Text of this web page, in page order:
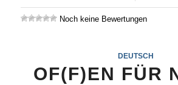
Noch keine Bewertungen
DEUTSCH
OF(F)EN FÜR